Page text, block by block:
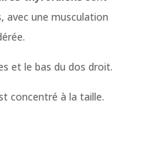
avec une musculation
et le bas du dos droit.
concentré à la taille.